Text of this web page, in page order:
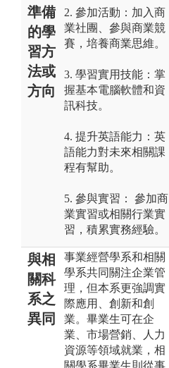
準備
的學
習方
法或
方向
2. 參加活動：加入商
業社團、參與商業競
賽，培養商業思維。
3. 學習實用技能：掌
握基本電腦軟體和資
訊科技。
4. 提升英語能力：英
語能力對未來相關課
程有幫助。
5. 參與實習： 參加商
業實習或相關行業實
習，積累實務經驗。
與相
關科
系之
異同
事業經營學系和相關
學系共同關注企業管
理，但本系更強調實
際應用、創新和創
業。畢業生可在企
業、市場營銷、人力
資源等領域就業，相
關學系畢業生則從事